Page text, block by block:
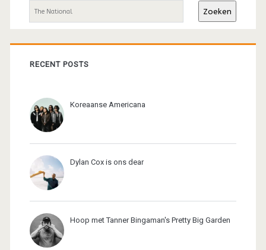
Zoeken
RECENT POSTS
Koreaanse Americana
Dylan Cox is ons dear
Hoop met Tanner Bingaman's Pretty Big Garden